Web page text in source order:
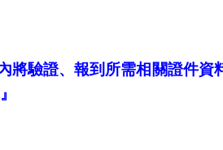
將驗證、報到所需相關證件資
』